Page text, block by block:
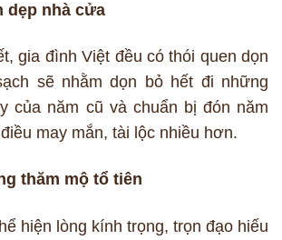
dẹp nhà cửa
gia đình Việt đều có thói quen dọn
sẽ nhằm dọn bỏ hết đi những
của năm cũ và chuẩn bị đón năm
may mắn, tài lộc nhiều hơn.
thăm mộ tổ tiên
hiện lòng kính trọng, trọn đạo hiếu